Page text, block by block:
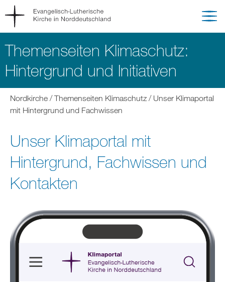
Themenseiten Klimaschutz:
Hintergrund und Initiativen
Sie
befinden
hier:
Nordkirche Themenseiten Klimaschutz
Unser Klimaportal
mit Hintergrund und Fachwissen
Unser Klimaportal mit
Hintergrund, Fachwissen und
Kontakten